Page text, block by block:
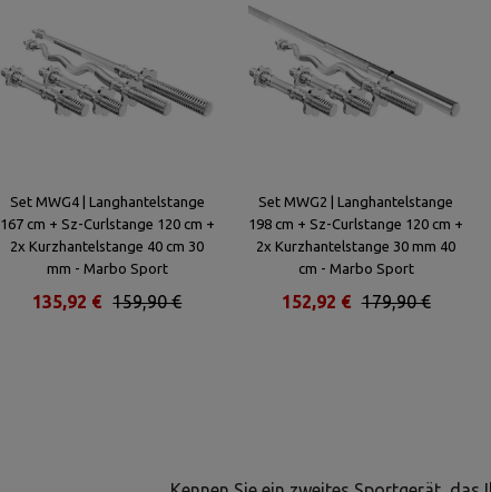
Set MWG4 | Langhantelstange
167 cm + Sz-Curlstange 120 cm +
2x Kurzhantelstange 40 cm 30
mm - Marbo Sport
159,90 €
135,92 €
Set MWG2 | Langhantelstange
198 cm + Sz-Curlstange 120 cm +
2x Kurzhantelstange 30 mm 40
cm - Marbo Sport
179,90 €
152,92 €